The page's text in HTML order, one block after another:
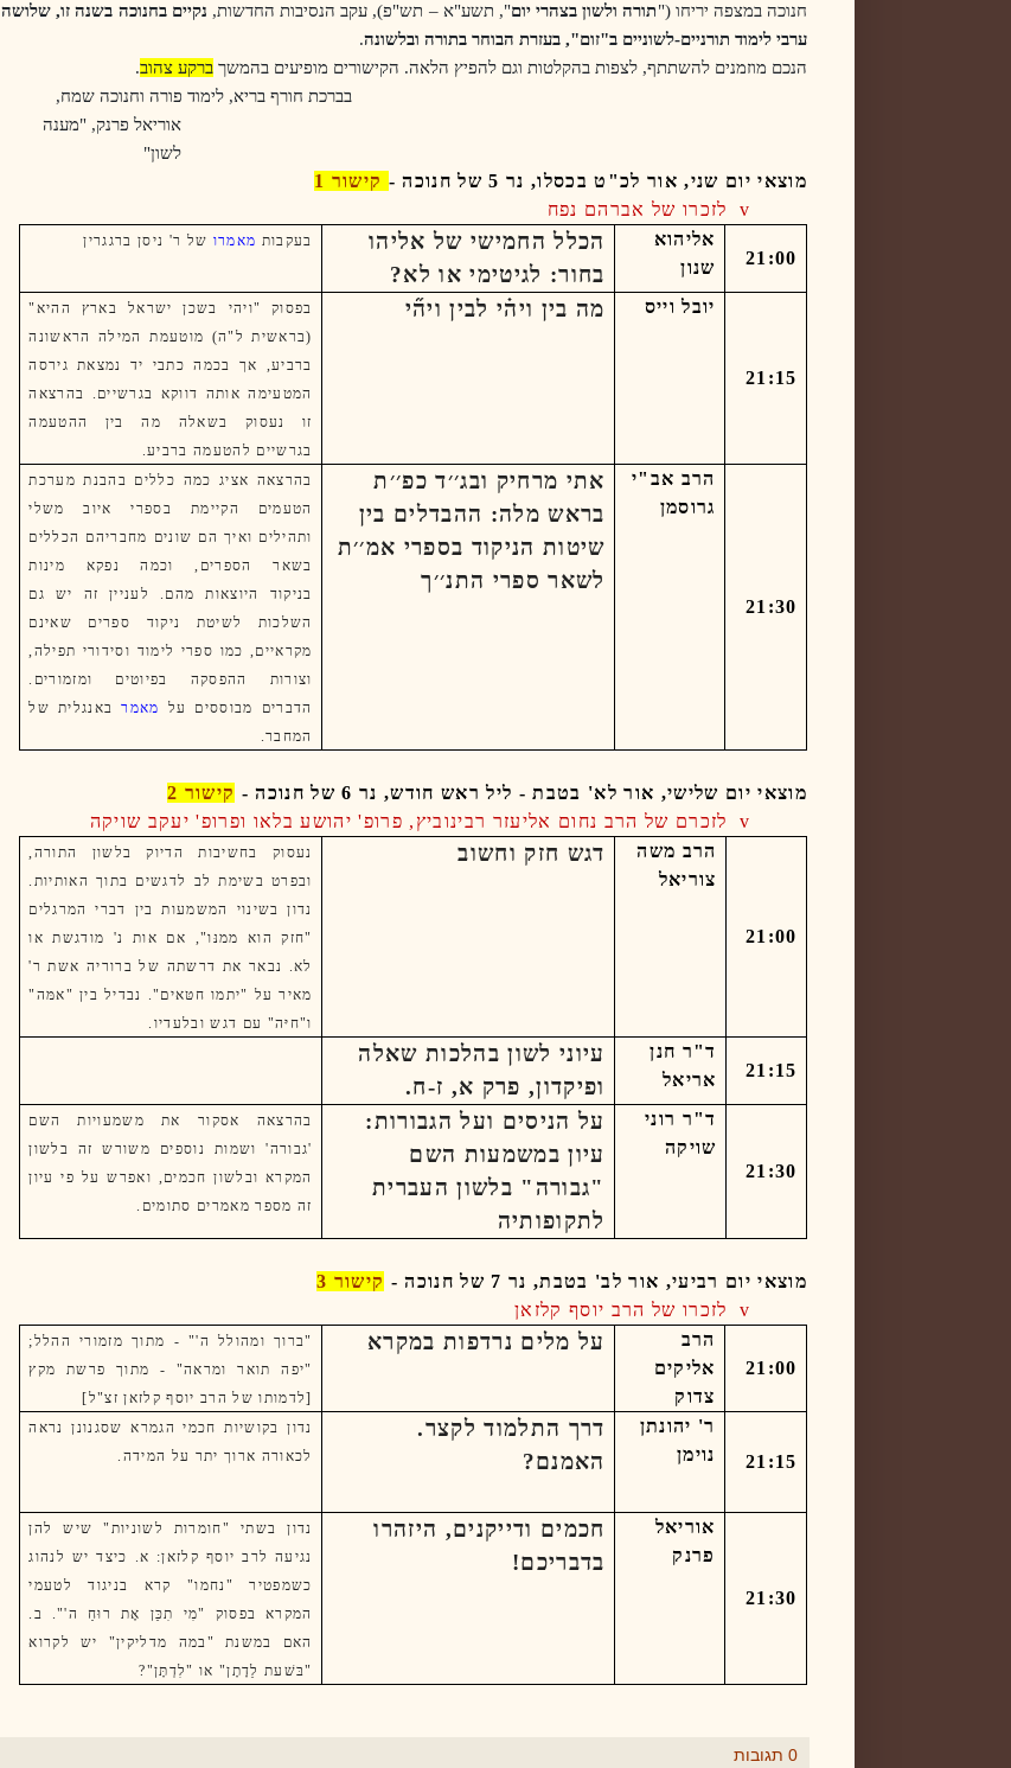
חנוכה במצפה יריחו ("תורה ולשון בצהרי יום", תשע"א– תש"פ), עקב הנסיבות החדשות, נקיים בחנוכה בשנה זו, שלושה
ערבי לימוד תורניים-לשוניים ב"זום", בעזרת הבוחר בתורה ובלשונה.
הנכם מוזמנים להשתתף, לצפות בהקלטות וגם להפיץ הלאה. הקישורים מופיעים בהמשך ברקע צהוב.
בברכת חורף בריא, לימוד פורה וחנוכה שמח,
אוריאל פרנק, "מענה
לשון"
מוצאי יום שני, אור לכ"ט בכסלו, נר 5 של חנוכה -
קישור 1
v
לזכרו של אברהם נפח
21:00
אליהוא
שנון
הכלל החמישי של אליהו
בחור: לגיטימי או לא?
בעקבות מאמרו של ר' ניסן ברגגרין
21:15
יובל וייס מה בין ויה֗י לבין ויה֞י
בפסוק "ויהי בשכן ישראל בארץ ההיא"
(בראשית ל"ה) מוטעמת המילה הראשונה
ברביע, אך בכמה כתבי יד נמצאת גירסה
המטעימה אותה דווקא בגרשיים. בהרצאה
זו נעסוק בשאלה מה בין ההטעמה
בגרשיים להטעמה ברביע.
21:30
הרב אב"י
גרוסמן
אתי מרחיק ובג׳׳ד כפ׳׳ת
בראש מלה: ההבדלים בין
שיטות הניקוד בספרי אמ׳׳ת
לשאר ספרי התנ׳׳ך
בהרצאה אציג כמה כללים בהבנת מערכת
הטעמים הקיימת בספרי איוב משלי
ותהילים ואיך הם שונים מחבריהם הכללים
בשאר הספרים, וכמה נפקא מינות
בניקוד היוצאות מהם. לעניין זה יש גם
השלכות לשיטת ניקוד ספרים שאינם
מקראיים, כמו ספרי לימוד וסידורי תפילה,
וצורות ההפסקה בפיוטים ומזמורים.
הדברים מבוססים על
מאמרבאנגלית של
המחבר.
מוצאי יום שלישי, אור לא' בטבת - ליל ראש חודש, נר 6 של חנוכה - קישור 2
v
לזכרם של הרב נחום אליעזר רבינוביץ, פרופ' יהושע בלאו ופרופ' יעקב שויקה
21:00
הרב משה
צוריאל
דגש חזק וחשוב
נעסוק בחשיבות הדיוק בלשון התורה,
ובפרט בשימת לב לדגשים בתוך האותיות.
נדון בשינוי המשמעות בין דברי המרגלים
"חזק הוא ממנּו", אם אות נ' מודגשת או
לא. נבאר את דרשתה של ברוריה אשת ר'
מאיר על "יתמו חטּאים". נבדיל בין "אמּה"
ו"חיּה" עם דגש ובלעדיו.
21:15
ד"ר חנן
אריאל
עיוני לשון בהלכות שאלה
ופיקדון, פרק א, ז-ח.
21:30
ד"ר רוני
שויקה
על הניסים ועל הגבורות:
עיון במשמעות השם
"גבורה" בלשון העברית
לתקופותיה
בהרצאה אסקור את משמעויות השם
'גבורה' ושמות נוספים משורש זה בלשון
המקרא ובלשון חכמים, ואפרש על פי עיון
זה מספר מאמרים סתומים.
מוצאי יום רביעי, אור לב' בטבת, נר 7 של חנוכה -
קישור 3
v
לזכרו של הרב יוסף קלזאן
21:00
הרב
אליקים
צדוק
על מלים נרדפות במקרא
"ברוך ומהולל ה'" - מתוך מזמורי ההלל;
"יפה תואר ומראה" - מתוך פרשת מקץ
[לדמותו של הרב יוסף קלזאן זצ"ל]
21:15
ר' יהונתן
נוימן
דרך התלמוד לקצר.
האמנם?
נדון בקושיות חכמי הגמרא שסגנונן נראה
לכאורה ארוך יתר על המידה.
21:30
אוריאל
פרנק
חכמים ודייקנים, היזהרו
בדבריכם!
נדון בשתי "חומרות לשוניות" שיש להן
נגיעה לרב יוסף קלזאן: א. כיצד יש לנהוג
כשמפטיר "נחמו" קרא בניגוד לטעמי
המקרא בפסוק "מִי תִכֵּן אֶת רוּחַ ה'". ב.
האם במשנת "במה מדליקין" יש לקרוא
"בּשׁעת לֵדָתָן" או "לִדְתָּן"?
0 תגובות